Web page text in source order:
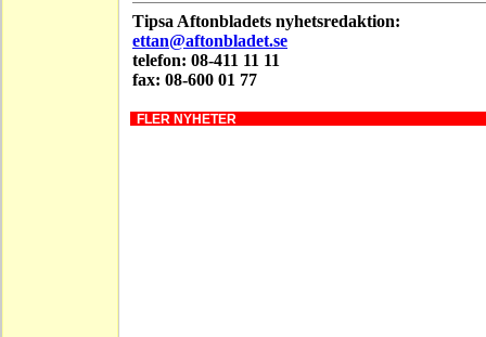
Tipsa Aftonbladets nyhetsredaktion:
ettan@aftonbladet.se
telefon: 08-411 11 11
fax: 08-600 01 77
FLER NYHETER